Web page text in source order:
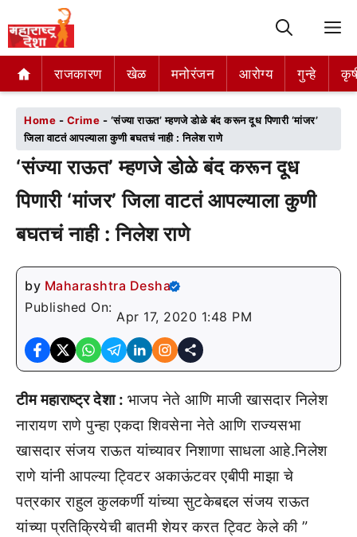
राजकारण खेळ मनोरंजन आरोग्य गुन्हे
राजकारण खेळ मनोरंजन आरोग्य गुन्हे
Home - Crime - ‘संज्या राऊत’ म्हणजे डोळे बंद करून दूध पिणारी ‘मांजर’
जिला वाटतं आपल्याला कुणी बघतचं नाही : निलेश राणे
‘संज्या राऊत’ म्हणजे डोळे बंद करून दूध
पिणारी ‘मांजर’ जिला वाटतं आपल्याला कुणी
बघतचं नाही : निलेश राणे
by Maharashtra Desha
Published On:
Apr 17, 2020 1:48 PM
टीम महाराष्ट्र देशा : भाजप नेते आणि माजी खासदार निलेश
नारायण राणे पुन्हा एकदा शिवसेना नेते आणि राज्यसभा
खासदार संजय राऊत यांच्यावर निशाणा साधला आहे.निलेश
राणे यांनी आपल्या ट्विटर अकाऊंटवर एबीपी माझा चे
पत्रकार राहुल कुलकर्णी यांच्या सुटकेबद्दल संजय राऊत
यांच्या प्रतिक्रियेची बातमी शेयर करत ट्विट केले की ”